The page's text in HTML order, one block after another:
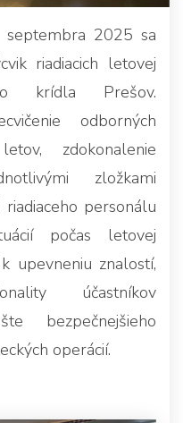
2025 sa
riadiacich letovej
krídla Prešov.
odborných
zdokonalenie
zložkami
personálu
počas letovej
upevneniu znalostí,
účastníkov
bezpečnejšieho
operácií.